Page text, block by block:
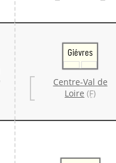
Giévres
Centre-Val de
Loire (F)